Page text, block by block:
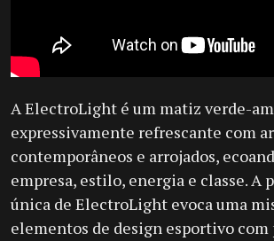
A ElectroLight é um matiz verde-
expressivamente refrescante com
contemporâneos e arrojados,
empresa, estilo, energia e classe. A
única de ElectroLight evoca uma
elementos de design esportivo